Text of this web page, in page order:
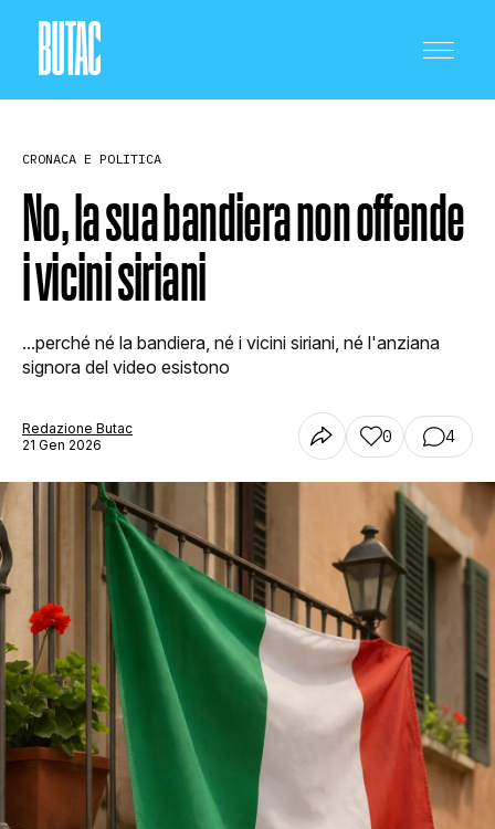
CRONACA E POLITICA
SCIENZA E TECNOLOGIA
SALUTE E MEDICINA
STORIA E CITAZIONI
INTRATTENIMENTO
COMPLOTTI, LEGGENDE URBANE ED
EVERGREEN
CRONACA E POLITICA
No, la sua bandiera non offende
i vicini siriani
...perché né la bandiera, né i vicini siriani, né l'anziana
signora del video esistono
Redazione Butac
21 Gen 2026
0 4